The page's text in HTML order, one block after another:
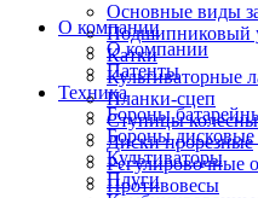
О компании
О компании
Патенты
Техника
Бороны
Бороны дисковые
Культиваторы
Плуги
Основные виды
Подшипниковый
Катки
Культиваторные
Планки-сцеп
Ступицы
Диски прорезные
Регулировочные
Противовесы